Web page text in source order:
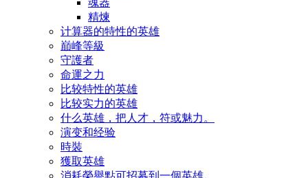
魂器
精煉
计算器的特性的英雄
巔峰等級
守護者
命運之力
比较特性的英雄
比较实力的英雄
什么英雄，把人才，符或魅力。
演变和经验
時裝
獲取英雄